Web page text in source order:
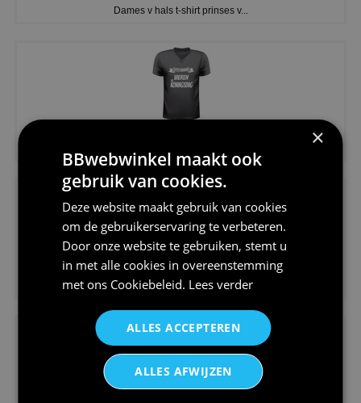
Dames v hals t-shirt prinses v...
€24,95
V-hals shirt rood wit blauw st...
×
BBwebwinkel maakt ook
gebruik van cookies.
Deze website maakt gebruik van cookies
om de gebruikerservaring te verbeteren.
Door onze website te gebruiken, stemt u
in met alle cookies in overeenstemming
met ons Cookiebeleid. Lees verder
ALLES ACCEPTEREN
ALLES AFWIJZEN